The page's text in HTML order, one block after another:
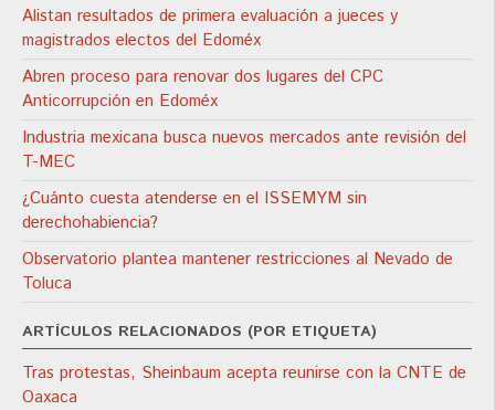
Alistan resultados de primera evaluación a jueces y
magistrados electos del Edoméx
Abren proceso para renovar dos lugares del CPC
Anticorrupción en Edoméx
Industria mexicana busca nuevos mercados ante revisión del
T-MEC
¿Cuánto cuesta atenderse en el ISSEMYM sin
derechohabiencia?
Observatorio plantea mantener restricciones al Nevado de
Toluca
ARTÍCULOS RELACIONADOS (POR ETIQUETA)
Tras protestas, Sheinbaum acepta reunirse con la CNTE de
Oaxaca